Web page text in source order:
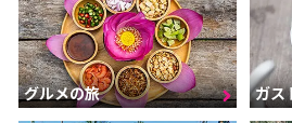
グルメの旅 ガス